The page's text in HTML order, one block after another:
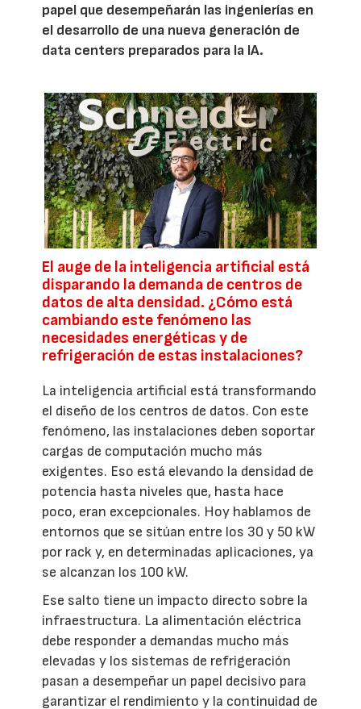
papel que desempeñarán las ingenierías en
el desarrollo de una nueva generación de
data centers preparados para la IA.
El auge de la inteligencia artificial está
disparando la demanda de centros de
datos de alta densidad. ¿Cómo está
cambiando este fenómeno las
necesidades energéticas y de
refrigeración de estas instalaciones?
La inteligencia artificial está transformando
el diseño de los centros de datos. Con este
fenómeno, las instalaciones deben soportar
cargas de computación mucho más
exigentes. Eso está elevando la densidad de
potencia hasta niveles que, hasta hace
poco, eran excepcionales. Hoy hablamos de
entornos que se sitúan entre los 30 y 50 kW
por rack y, en determinadas aplicaciones, ya
se alcanzan los 100 kW.
Ese salto tiene un impacto directo sobre la
infraestructura. La alimentación eléctrica
debe responder a demandas mucho más
elevadas y los sistemas de refrigeración
pasan a desempeñar un papel decisivo para
garantizar el rendimiento y la continuidad de